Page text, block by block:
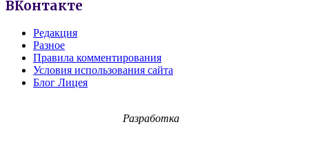
ВКонтакте
Редакция
Разное
Правила комментирования
Условия использования сайта
Блог Лицея
Разработка